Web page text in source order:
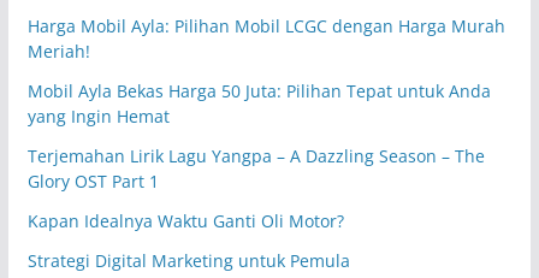
Harga Mobil Ayla: Pilihan Mobil LCGC dengan Harga Murah
Meriah!
Mobil Ayla Bekas Harga 50 Juta: Pilihan Tepat untuk Anda
yang Ingin Hemat
Terjemahan Lirik Lagu Yangpa – A Dazzling Season – The
Glory OST Part 1
Kapan Idealnya Waktu Ganti Oli Motor?
Strategi Digital Marketing untuk Pemula